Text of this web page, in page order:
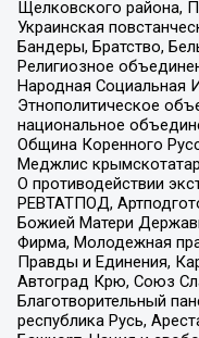
Щелковского района,
Украинская
Бандеры, Братство,
Религиозное
Народная Социальная
Этнополитическое
национальное
Община Коренного
Меджлис
О противодействии
РЕВТАТПОД,
Божией Матери
Фирма, Молодежная
Правды и Единения,
Автоград Крю, Союз
Благотворительный
республика Русь,